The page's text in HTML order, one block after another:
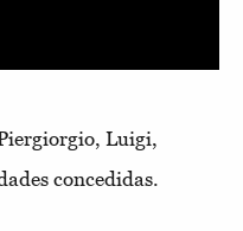
Luigi,
concedidas.